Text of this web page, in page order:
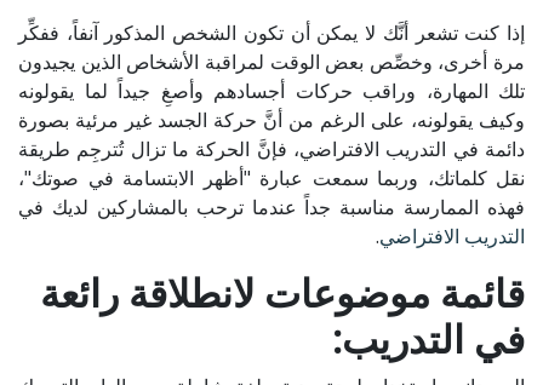
إذا كنت تشعر أنَّك لا يمكن أن تكون الشخص المذكور آنفاً، ففكِّر
مرة أخرى، وخصِّص بعض الوقت لمراقبة الأشخاص الذين يجيدون
تلك المهارة، وراقب حركات أجسادهم وأصغِ جيداً لما يقولونه
وكيف يقولونه، على الرغم من أنَّ حركة الجسد غير مرئية بصورة
دائمة في التدريب الافتراضي، فإنَّ الحركة ما تزال تُترجِم طريقة
نقل كلماتك، وربما سمعت عبارة "أظهر الابتسامة في صوتك"،
فهذه الممارسة مناسبة جداً عندما ترحب بالمشاركين لديك في
التدريب الافتراضي.
قائمة موضوعات لانطلاقة رائعة
في التدريب: